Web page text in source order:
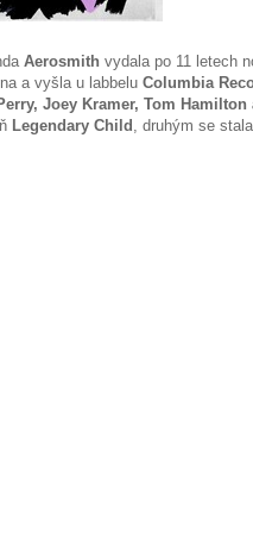
Aerosmith vydala po 11 letech
a vyšla u labbelu Columbia
Joey Kramer, Tom Hamilton
Legendary Child , druhým se